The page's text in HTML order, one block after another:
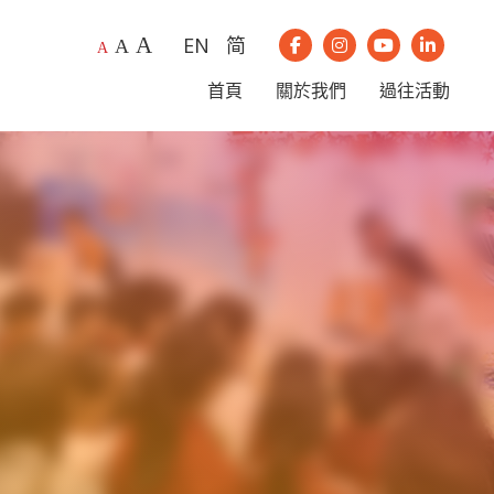
A A A EN 简 我們的Facebook
我們的Instagram
我們的我們的
首頁 關於我們 過往活動